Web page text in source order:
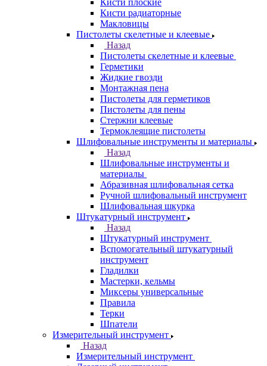
Кисти плоские
Кисти радиаторные
Макловицы
Пистолеты скелетные и клеевые
Назад
Пистолеты скелетные и клеевые
Герметики
Жидкие гвозди
Монтажная пена
Пистолеты для герметиков
Пистолеты для пены
Стержни клеевые
Термоклеящие пистолеты
Шлифовальные инструменты и материалы
Назад
Шлифовальные инструменты и
материалы
Абразивная шлифовальная сетка
Ручной шлифовальный инструмент
Шлифовальная шкурка
Штукатурный инструмент
Назад
Штукатурный инструмент
Вспомогательный штукатурный
инструмент
Гладилки
Мастерки, кельмы
Миксеры универсальные
Правила
Терки
Шпатели
Измерительный инструмент
Назад
Измерительный инструмент